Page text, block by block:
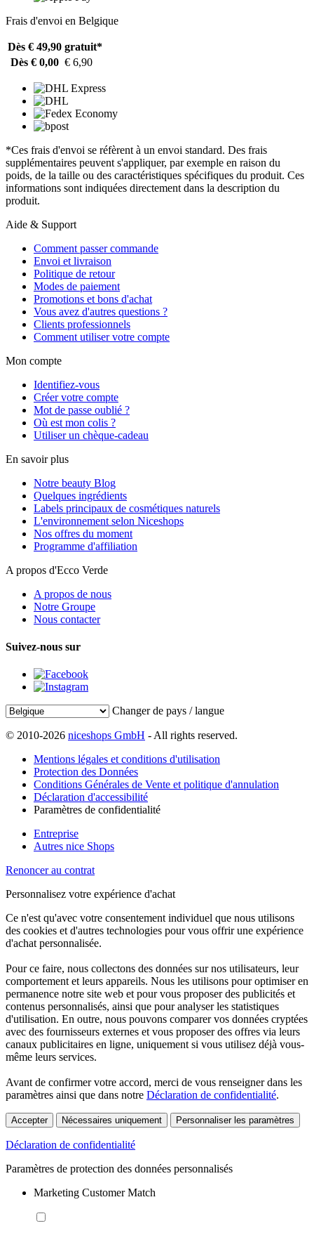
Frais d'envoi en Belgique
Dès € 49,90 gratuit*
Dès € 0,00 € 6,90
*Ces frais d'envoi se réfèrent à un envoi standard. Des frais
supplémentaires peuvent s'appliquer, par exemple en raison du
poids, de la taille ou des caractéristiques spécifiques du produit. Ces
informations sont indiquées directement dans la description du
produit.
Aide & Support
Comment passer commande
Envoi et livraison
Politique de retour
Modes de paiement
Promotions et bons d'achat
Vous avez d'autres questions ?
Clients professionnels
Comment utiliser votre compte
Mon compte
Identifiez-vous
Créer votre compte
Mot de passe oublié ?
Où est mon colis ?
Utiliser un chèque-cadeau
En savoir plus
Notre beauty Blog
Quelques ingrédients
Labels principaux de cosmétiques naturels
L'environnement selon Niceshops
Nos offres du moment
Programme d'affiliation
A propos d'Ecco Verde
A propos de nous
Notre Groupe
Nous contacter
Suivez-nous sur
Changer de pays / langue
© 2010-2026 niceshops GmbH - All rights reserved.
Mentions légales et conditions d'utilisation
Protection des Données
Conditions Générales de Vente et politique d'annulation
Déclaration d'accessibilité
Paramètres de confidentialité
Entreprise
Autres nice Shops
Renoncer au contrat
Personnalisez votre expérience d'achat
Ce n'est qu'avec votre consentement individuel que nous utilisons
des cookies et d'autres technologies pour vous offrir une expérience
d'achat personnalisée.
Pour ce faire, nous collectons des données sur nos utilisateurs, leur
comportement et leurs appareils. Nous les utilisons pour optimiser en
permanence notre site web et pour vous proposer des publicités et
contenus personnalisés, ainsi que pour analyser les statistiques
d'utilisation. En outre, nous pouvons comparer vos données cryptées
avec des fournisseurs externes et vous proposer des offres via leurs
canaux publicitaires en ligne, uniquement si vous utilisez déjà vous-
même leurs services.
Avant de confirmer votre accord, merci de vous renseigner dans les
paramètres ainsi que dans notre Déclaration de confidentialité.
Accepter Nécessaires uniquement Personnaliser les paramètres
Déclaration de confidentialité
Paramètres de protection des données personnalisés
Marketing Customer Match